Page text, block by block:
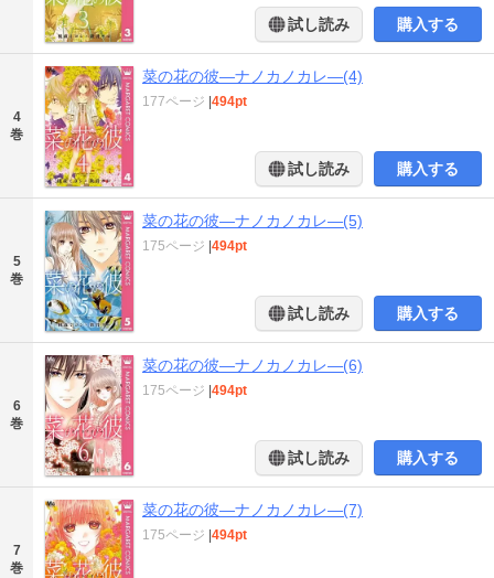
試し読み 購入する
4
巻
菜の花の彼―ナノカノカレ―(4)
177ページ 494pt
試し読み 購入する
5
巻
菜の花の彼―ナノカノカレ―(5)
175ページ 494pt
試し読み 購入する
6
巻
菜の花の彼―ナノカノカレ―(6)
175ページ 494pt
試し読み 購入する
7
巻
菜の花の彼―ナノカノカレ―(7)
175ページ 494pt